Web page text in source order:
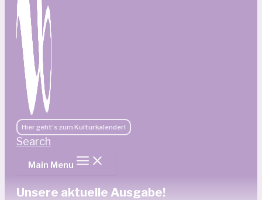
Hier geht's zum Kulturkalender!
Search
Main Menu
Unsere aktuelle Ausgabe!